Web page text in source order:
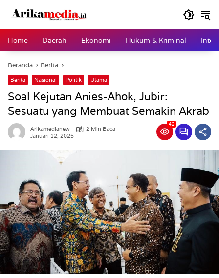
Home
Daerah Ekonomi Hukum & Kriminal
Beranda Berita
Berita Nasional Politik Utama
Soal Kejutan Anies-Ahok, Jubir:
Sesuatu yang Membuat Semakin Akrab
Arikamedianew
2 Min Baca
Januari 12, 2025
42